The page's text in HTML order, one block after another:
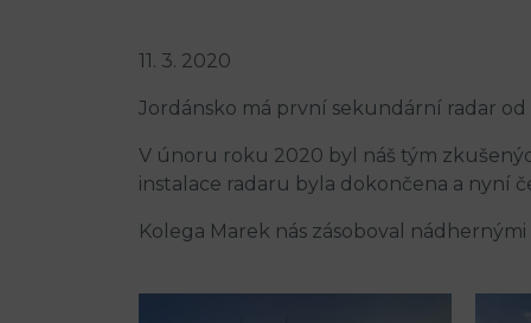
11. 3. 2020
Jordánsko má první sekundární radar od
V únoru roku 2020 byl náš tým
instalace radaru byla dokončena a nyní
Kolega Marek nás zásoboval